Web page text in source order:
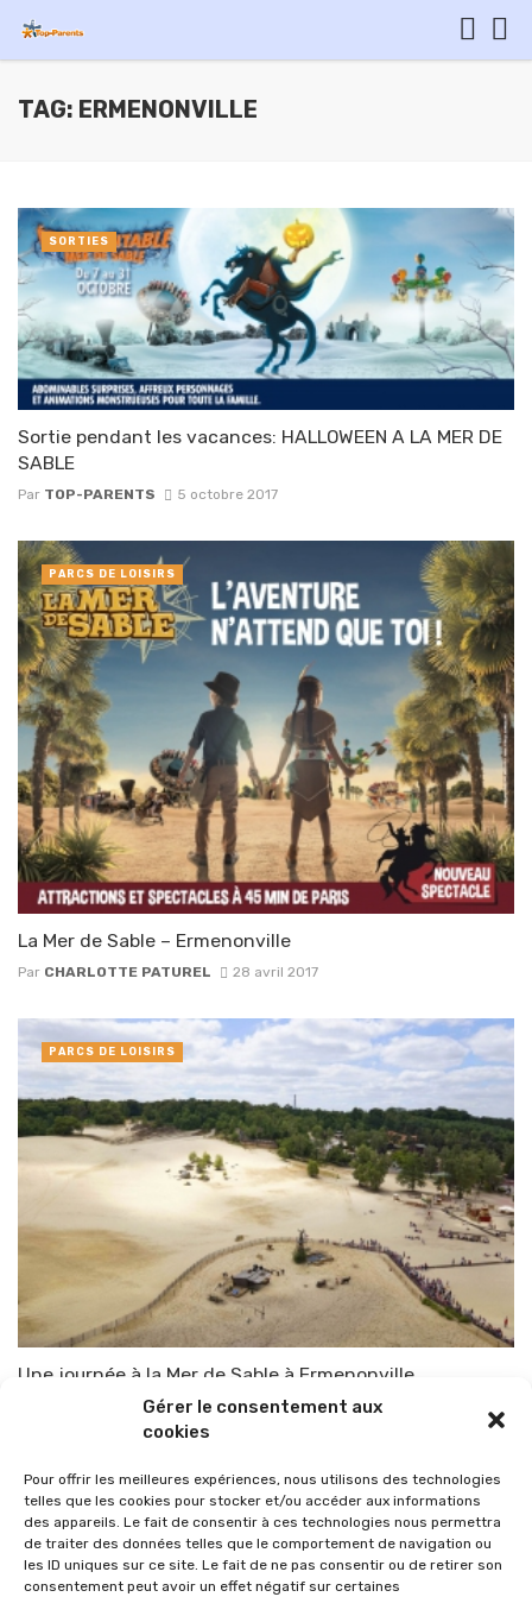
Gérer le consentement aux
cookies
Pour offrir les meilleures expériences, nous utilisons des technologies
telles que les cookies pour stocker et/ou accéder aux informations
des appareils. Le fait de consentir à ces technologies nous permettra
de traiter des données telles que le comportement de navigation ou
les ID uniques sur ce site. Le fait de ne pas consentir ou de retirer son
consentement peut avoir un effet négatif sur certaines
TAG: ERMENONVILLE
Sortie pendant les vacances: HALLOWEEN A LA MER DE
SABLE
Par TOP-PARENTS 5 octobre 2017
SORTIES
La Mer de Sable – Ermenonville
Par CHARLOTTE PATUREL 28 avril 2017
PARCS DE LOISIRS
Une journée à la Mer de Sable à Ermenonville
CHARLOTTE PATUREL 18 avril 2016
PARCS DE LOISIRS